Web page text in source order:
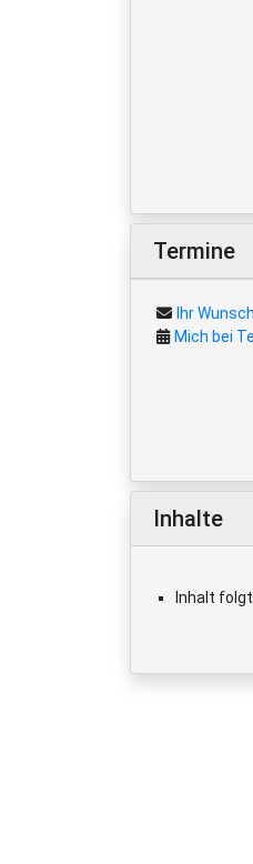
Termine
Ihr
Mich bei
Inhalte
Inhalt folgt